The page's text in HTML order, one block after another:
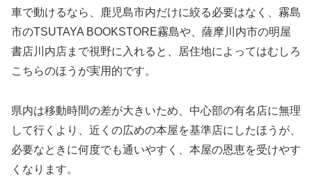
車で動けるなら、鹿児島市内だけに絞る必要はなく、霧島
市のTSUTAYA BOOKSTORE霧島や、薩摩川内市の明屋
書店川内店まで視野に入れると、居住地によってはむしろ
こちらのほうが実用的です。
県内は移動時間の差が大きいため、中心部の有名店に無理
して行くより、近くの広めの本屋を基準店にしたほうが、
必要なときに何度でも通いやすく、本屋の恩恵を受けやす
くなります。